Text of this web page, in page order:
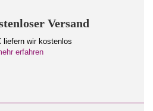
Versand
wir kostenlos
erfahren